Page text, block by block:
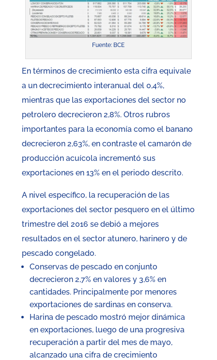
Fuente: BCE
En términos de crecimiento esta cifra equivale
a un decrecimiento interanual del 0,4%,
mientras que las exportaciones del sector no
petrolero decrecieron 2,8%. Otros rubros
importantes para la economía como el banano
decrecieron 2,63%, en contraste el camarón de
producción acuícola incrementó sus
exportaciones en 13% en el periodo descrito.
A nivel específico, la recuperación de las
exportaciones del sector pesquero en el último
trimestre del 2016 se debió a mejores
resultados en el sector atunero, harinero y de
pescado congelado.
Conservas de pescado en conjunto
decrecieron 2,7% en valores y 3,6% en
cantidades. Principalmente por menores
exportaciones de sardinas en conserva.
Harina de pescado mostró mejor dinámica
en exportaciones, luego de una progresiva
recuperación a partir del mes de mayo,
alcanzado una cifra de crecimiento